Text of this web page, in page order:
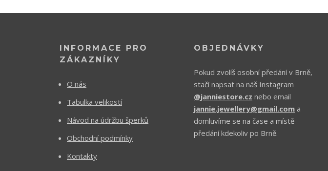
INFORMACE PRO
ZÁKAZNÍKY
O nás
Tabulka velikostí
Návod na údržbu šperků
Obchodní podmínky
Kontakty
OBJEDNÁVKY
Pokud zvolíš osobní předání v Brně,
stačí napsat na náš Instagram
@janniestore.cz nebo email
jannie.jewellery@gmail.com a
domluvíme se na čase a místě
předání kdekoliv po Brně.